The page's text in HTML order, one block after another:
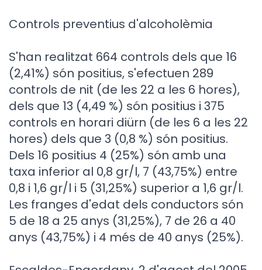
Controls preventius d'alcoholèmia
S'han realitzat 664 controls dels que 16
(2,41%) són positius, s'efectuen 289
controls de nit (de les 22 a les 6 hores),
dels que 13 (4,49 %) són positius i 375
controls en horari diürn (de les 6 a les 22
hores) dels que 3 (0,8 %) són positius.
Dels 16 positius 4 (25%) són amb una
taxa inferior al 0,8 gr/l, 7 (43,75%) entre
0,8 i 1,6 gr/l i 5 (31,25%) superior a 1,6 gr/l.
Les franges d'edat dels conductors són
5 de 18 a 25 anys (31,25%), 7 de 26 a 40
anys (43,75%) i 4 més de 40 anys (25%).